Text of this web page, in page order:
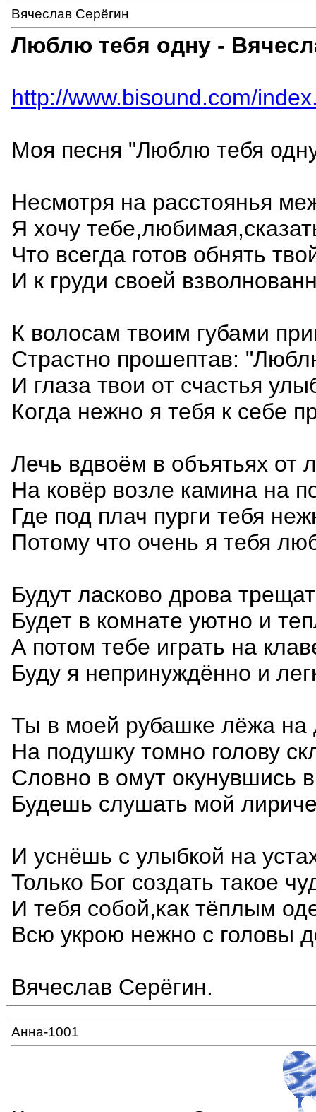
Вячеслав Серёгин
Люблю тебя одну -
http://www.bisound.com/
Моя песня "Люблю тебя
Несмотря на расстоянья
Я хочу
Что всегда готов обнять
И к груди своей
К волосам твоим губами
Страстно прошептав:
И глаза твои от счастья
Когда нежно я тебя к себе
Лечь вдвоём в объятьях от
На ковёр возле камина на
Где под плач пурги тебя
Потому что очень я тебя
Будут ласково дрова
Будет в комнате уютно и
А потом тебе играть на
Буду я непринуждённо и
Ты в моей рубашке лёжа на
На подушку томно голову
Словно в омут окунувшись
Будешь слушать мой
И уснёшь с улыбкой на
Только Бог создать такое
И тебя собой,как тёплым
Всю укрою нежно с головы
Вячеслав Серёгин.
Анна-1001